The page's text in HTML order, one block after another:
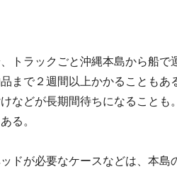
トラックごと沖縄本島から船で
まで２週間以上かかることもあ
などが長期間待ちになることも
る。
ドが必要なケースなどは、本島